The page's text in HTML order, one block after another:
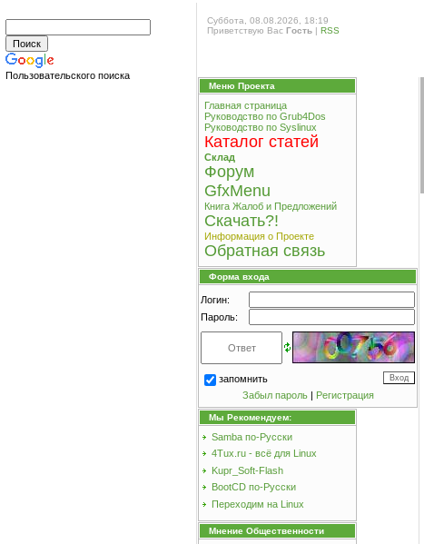
Пользовательского поиска
Суббота, 08.08.2026, 18:19
Приветствую Вас Гость | RSS
Меню Проекта
Главная страница
Руководство по Grub4Dos
Руководство по Syslinux
Каталог статей
Склад
Форум
GfxMenu
Книга Жалоб и Предложений
Cкачать?!
Информация о Проекте
Обратная связь
Форма входа
Логин:
Пароль:
запомнить
Забыл пароль| Регистрация
Мы Рекомендуем:
Samba по-Русски
4Tux.ru - всё для Linux
Kupr_Soft-Flash
BootCD по-Русски
Переходим на Linux
Мнение Общественности